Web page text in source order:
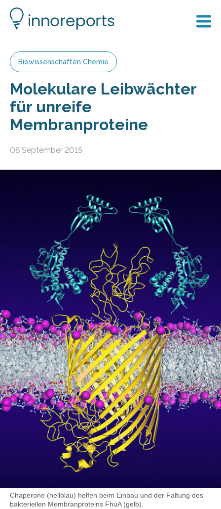
Biowissenschaften Chemie
Molekulare Leibwächter
für unreife
Membranproteine
08 September 2015
Chaperone (hellblau) helfen beim Einbau und der Faltung des
bakteriellen Membranproteins FhuA (gelb).